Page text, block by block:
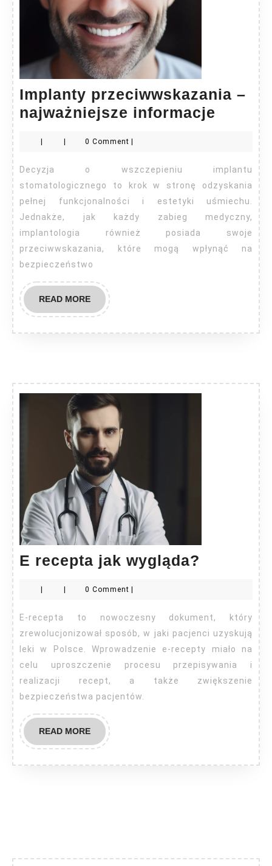
Implanty przeciwwskazania –
najważniejsze informacje
| | 0 Comment |
Decyzja o wszczepieniu implantu
stomatologicznego to krok w stronę odzyskania
pełnej funkcjonalności i estetyki uśmiechu.
Jednakże, jak każdy zabieg medyczny,
implantologia również posiada swoje
przeciwwskazania, które mogą wpłynąć na
bezpieczeństwo
READ MOREREAD
MORE
E recepta jak wygląda?
wygląda?
0 Comment
E-recepta to nowoczesny dokument, który
zrewolucjonizował sposób, w jaki pacjenci uzyskują
leki w Polsce. Wprowadzenie e-recepty miało na
celu uproszczenie procesu przepisywania i
realizacji recept, a także zwiększenie
bezpieczeństwa pacjentów.
READ MOREREAD
MORE